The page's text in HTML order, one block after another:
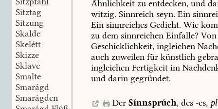
Sitztag
Sitzung
Skalde
Skelétt
Skizze
Sklave
Smalte
Smarágd
Smarágden
Ähnlichkeit zu entdecken, und
witzig. Sinnreich seyn. Ein
Ein sinnreiches Gedicht. Wie
zu dem sinnreichen Einfalle? Von
Geschicklichkeit, ingleichen
auch zuweilen für künstlich
ingleichen Fertigkeit im
und darin gegründet.
Der Sínnsprúch,des-es,